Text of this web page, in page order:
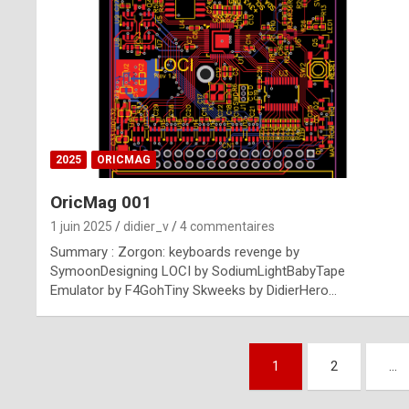
2025 ORICMAG
OricMag 001
1 juin 2025 didier_v 4 commentaires
Summary : Zorgon: keyboards revenge by
SymoonDesigning LOCI by SodiumLightBabyTape
Emulator by F4GohTiny Skweeks by DidierHero…
1 2 …